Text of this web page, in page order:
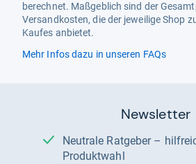
berechnet. Maßgeblich sind der
Versandkosten, die der jeweilige Shop
Kaufes anbietet.
Mehr Infos dazu in unseren FAQs
Newsletter
Neutrale Ratgeber – hilfreich für Ihre
Produktwahl